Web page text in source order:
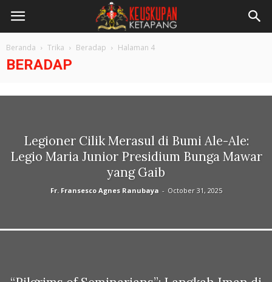
Beranda Trika Beradap Halaman 4
BERADAP
Legioner Cilik Merasul di Bumi Ale-Ale:
Legio Maria Junior Presidium Bunga Mawar
yang Gaib
Fr. Fransesco Agnes Ranubaya - October 31, 2025